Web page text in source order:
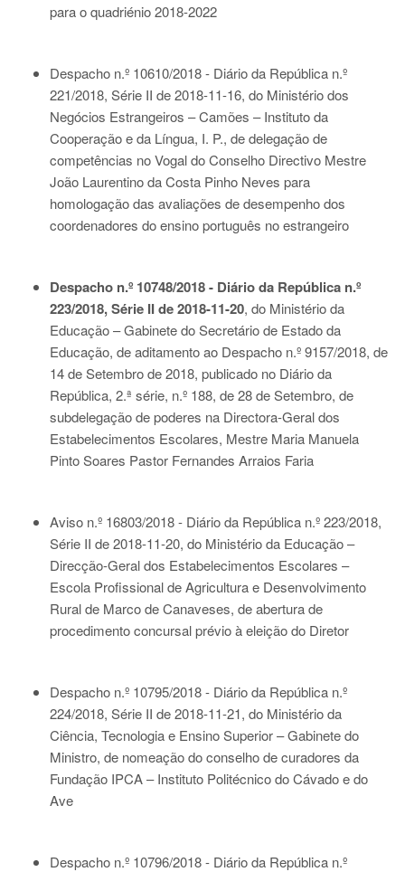
para o quadriénio 2018-2022
Despacho n.º 10610/2018 - Diário da República n.º
221/2018, Série II de 2018-11-16, do Ministério dos
Negócios Estrangeiros – Camões – Instituto da
Cooperação e da Língua, I. P., de delegação de
competências no Vogal do Conselho Directivo Mestre
João Laurentino da Costa Pinho Neves para
homologação das avaliações de desempenho dos
coordenadores do ensino português no estrangeiro
Despacho n.º 10748/2018 - Diário da República n.º
223/2018, Série II de 2018-11-20, do Ministério da
Educação – Gabinete do Secretário de Estado da
Educação, de aditamento ao Despacho n.º 9157/2018, de
14 de Setembro de 2018, publicado no Diário da
República, 2.ª série, n.º 188, de 28 de Setembro, de
subdelegação de poderes na Directora-Geral dos
Estabelecimentos Escolares, Mestre Maria Manuela
Pinto Soares Pastor Fernandes Arraios Faria
Aviso n.º 16803/2018 - Diário da República n.º 223/2018,
Série II de 2018-11-20, do Ministério da Educação –
Direcção-Geral dos Estabelecimentos Escolares –
Escola Profissional de Agricultura e Desenvolvimento
Rural de Marco de Canaveses, de abertura de
procedimento concursal prévio à eleição do Diretor
Despacho n.º 10795/2018 - Diário da República n.º
224/2018, Série II de 2018-11-21, do Ministério da
Ciência, Tecnologia e Ensino Superior – Gabinete do
Ministro, de nomeação do conselho de curadores da
Fundação IPCA – Instituto Politécnico do Cávado e do
Ave
Despacho n.º 10796/2018 - Diário da República n.º